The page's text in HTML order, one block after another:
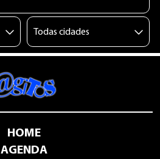
HOME
AGENDA